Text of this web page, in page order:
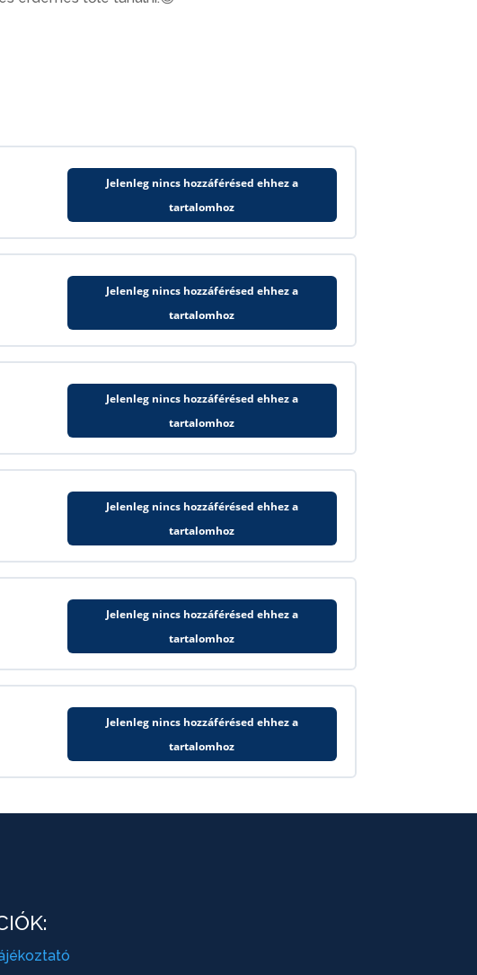
Jelenleg nincs hozzáférésed ehhez a
tartalomhoz
Jelenleg nincs hozzáférésed ehhez a
tartalomhoz
Jelenleg nincs hozzáférésed ehhez a
tartalomhoz
Jelenleg nincs hozzáférésed ehhez a
tartalomhoz
Jelenleg nincs hozzáférésed ehhez a
tartalomhoz
Jelenleg nincs hozzáférésed ehhez a
tartalomhoz